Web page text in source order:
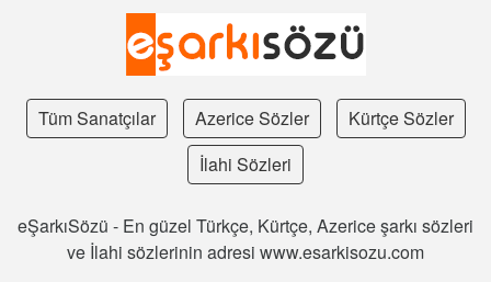
Tüm Sanatçılar Azerice Sözler
Kürtçe Sözler
İlahi Sözleri
eŞarkıSözü - En güzel Türkçe, Kürtçe, Azerice şarkı sözleri
ve İlahi sözlerinin adresi www.esarkisozu.com